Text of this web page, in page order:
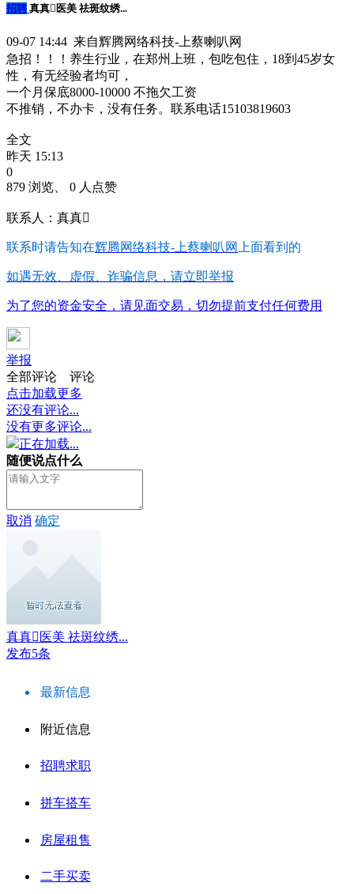
招聘 真真医美 祛斑纹绣...
09-07 14:44 来自辉腾网络科技-上蔡喇叭网
急招！！！养生行业，在郑州上班，包吃包住，18到45岁女
性，有无经验者均可，
一个月保底8000-10000 不拖欠工资
不推销，不办卡，没有任务。联系电话15103819603
全文
昨天 15:13
0
879 浏览、 0 人点赞
联系人：真真
联系时请告知在辉腾网络科技-上蔡喇叭网 上面看到的
如遇无效、虚假、诈骗信息，请立即举报
为了您的资金安全，请见面交易，切勿提前支付任何费用
举报
全部评论
评论
点击加载更多
还没有评论...
没有更多评论...
正在加载...
随便说点什么
取消 确定
真真医美 祛斑纹绣...
发布5条
最新信息
附近信息
招聘求职
拼车搭车
房屋租售
二手买卖